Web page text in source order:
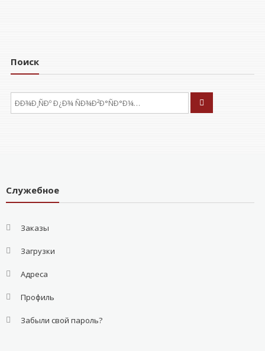
Поиск
ÐÑÐºÐ°ÑÑ:
Служебное
Заказы
Загрузки
Адреса
Профиль
Забыли свой пароль?